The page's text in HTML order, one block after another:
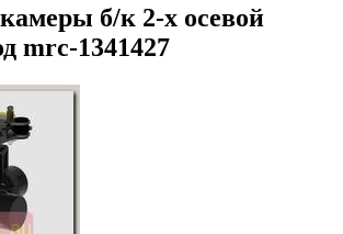
б/к 2-х осевой
mrc-1341427